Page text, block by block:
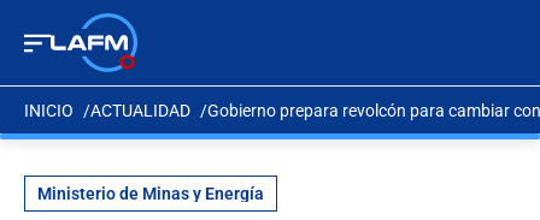
INICIO ACTUALIDAD Gobierno prepara revolcón para cambiar
Ministerio de Minas y Energía